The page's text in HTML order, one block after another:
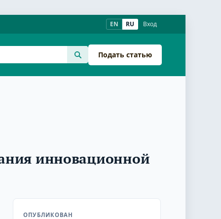
EN RU Вход
Подать статью
инновационной
ОПУБЛИКОВАН